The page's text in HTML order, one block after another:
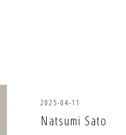
2025-04-11
Natsumi Sato